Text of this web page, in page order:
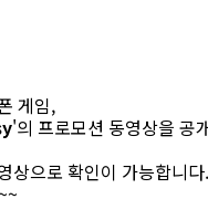
게임,
'의 프로모션 동영상을 공
상으로 확인이 가능합니다.